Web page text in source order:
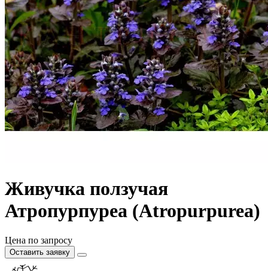
Живучка ползучая
Атропурпуреа (Atropurpurea)
Цена по запросу
Оставить заявку